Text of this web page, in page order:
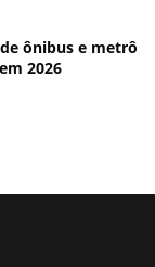
ônibus e metrô
2026